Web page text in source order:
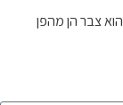
צבר הן מהפן